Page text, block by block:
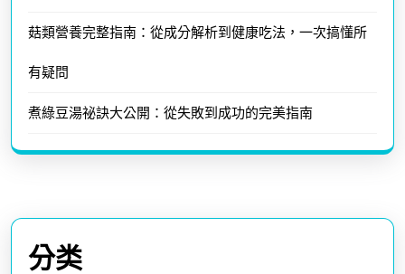
菇類營養完整指南：從成分解析到健康吃法，一次搞懂所
有疑問
煮綠豆湯祕訣大公開：從失敗到成功的完美指南
分类